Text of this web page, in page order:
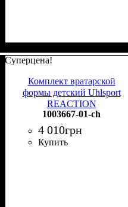
Суперцена!
Комплект вратарской
формы детский Uhlsport
REACTION
GOALKEEPER SET
черный 1003667 01
1003667-01-ch
4 010грн
Купить